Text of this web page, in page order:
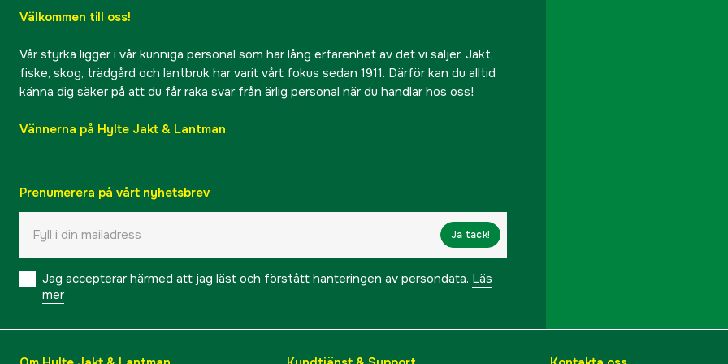
Välkommen till oss!
Vår styrka ligger i vår kunniga personal som har lång erfarenhet av det vi säljer. Jakt,
fiske, skog, trädgård och lantbruk har varit vårt fokus sedan 1911. Därför kan du alltid
känna dig säker på att du får raka svar från ärlig personal när du handlar hos oss!
Vännerna på Hylte Jakt & Lantman
Prenumerera på vårt nyhetsbrev
Ja tack!
Jag accepterar härmed att jag läst och förstått hanteringen av persondata. Läs
mer